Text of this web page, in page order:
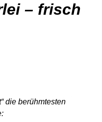
– frisch
die berühmtesten